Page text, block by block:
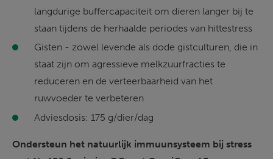
langdurige buffercapaciteit om dieren langer bij te
staan tijdens de herhaalde periodes van hittestress
Gisten - zowel levende als dode gistculturen, die in
staat zijn om agressieve melkzuurfracties te
reduceren en de verteerbaarheid van het
ruwvoeder te verbeteren
Adviesdosis: 175 g/dier/dag
Ondersteun het natuurlijk immuunsysteem bij stress